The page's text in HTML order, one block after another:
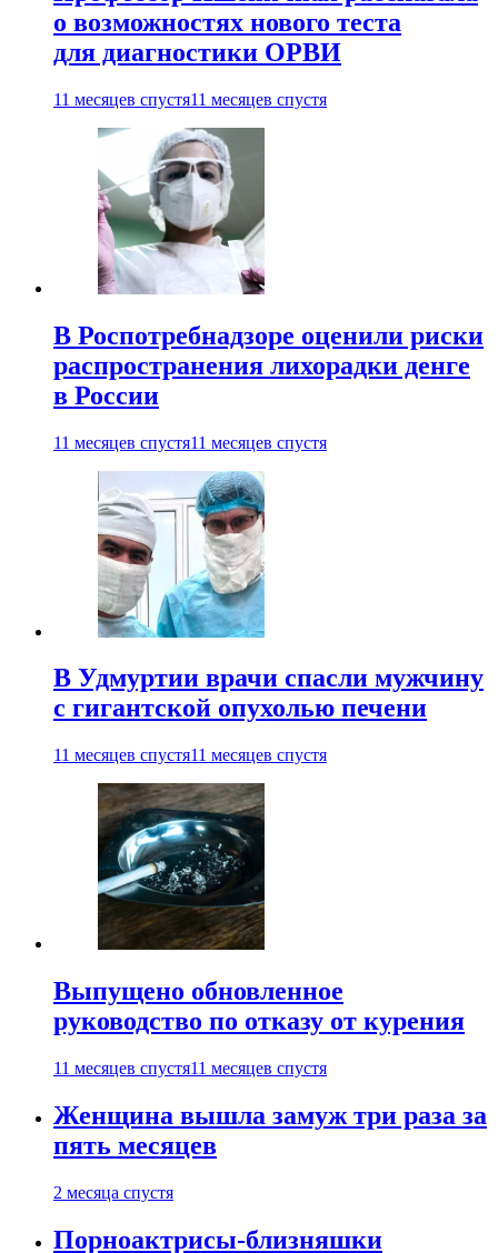
о возможностях нового теста
для диагностики ОРВИ
11 месяцев спустя11 месяцев спустя
В Роспотребнадзоре оценили риски
распространения лихорадки денге
в России
11 месяцев спустя11 месяцев спустя
В Удмуртии врачи спасли мужчину
с гигантской опухолью печени
11 месяцев спустя11 месяцев спустя
Выпущено обновленное
руководство по отказу от курения
11 месяцев спустя11 месяцев спустя
Женщина вышла замуж три раза за
пять месяцев
2 месяца спустя
Порноактрисы-близняшки